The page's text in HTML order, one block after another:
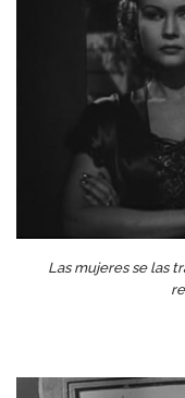
Las mujeres se las